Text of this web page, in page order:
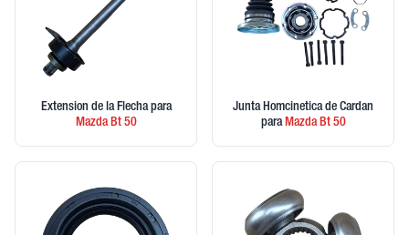
Extension de la Flecha para
MazdaBt 50
Junta Homcinetica de Cardan
paraMazdaBt 50